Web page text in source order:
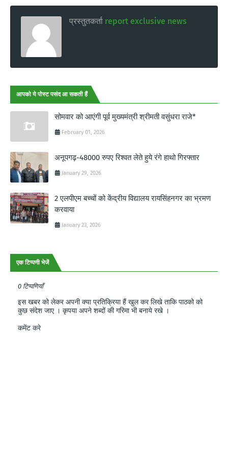
प्रस्तुतकर्ता report exclusive news
आपको ये पोस्ट पसंद आ सकती हैं
सोमवार को आएंगी पूर्व मुख्यमंत्री श्रीमती वसुंधरा राजे*
February 01, 2026
अनूपगढ़-48000 रुपए रिश्वत लेते हुये रंगे हाथो गिरफ्तार
January 29, 2026
2 एलपीएम बच्चों को केंद्रीय विद्यालय रायसिंहनगर का भ्रमण
करवाया
January 23, 2026
एक टिप्पणी भेजें
0 टिप्पणियाँ
इस खबर को लेकर अपनी क्या प्रतिक्रिया हैं खुल कर लिखे ताकि पाठको को
कुछ संदेश जाए । कृपया अपने शब्दों की गरिमा भी बनाये रखे ।
कमेंट करे